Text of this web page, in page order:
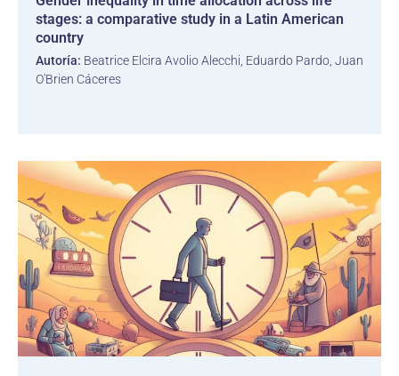
stages: a comparative study in a Latin American
country
Autoría: Beatrice Elcira Avolio Alecchi, Eduardo Pardo, Juan
O'Brien Cáceres